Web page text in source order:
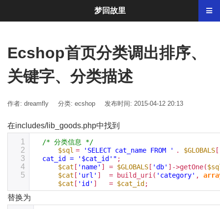
Ecshop首页分类调出排序、
关键字、分类描述
作者: dreamfly 分类: ecshop 发布时间: 2015-04-12 20:13
在includes/lib_goods.php中找到
1
2
3
4
5
/* 分类信息 */
$sql = 'SELECT cat_name FROM ' . $GLOBALS [
cat_id = '$cat_id'" ;
$cat [ 'name' ] = $GLOBALS [ 'db' ]->getOne(
$cat [ 'url' ] = build_uri( 'category' ,
$cat [ 'id' ] = $cat_id ;
替换为
梦回故里